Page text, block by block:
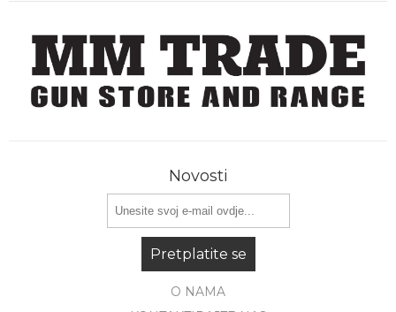
Novosti
Pretplatite se
O NAMA